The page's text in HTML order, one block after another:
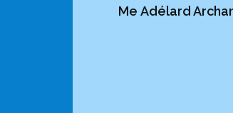
Me Adélard